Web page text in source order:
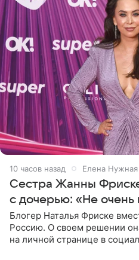
10 часов назад Елена Нужная
Сестра Жанны
с дочерью: «Не
Блогер Наталья Фриске
Россию. О своем решении
на личной странице в